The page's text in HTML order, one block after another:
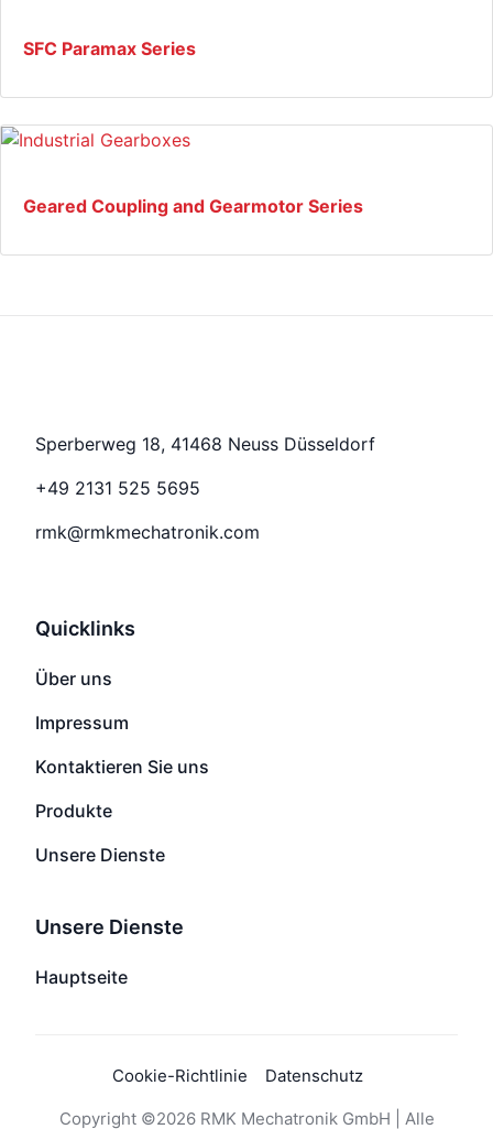
SFC Paramax Series
Geared Coupling and Gearmotor Series
Sperberweg 18, 41468 Neuss Düsseldorf
+49 2131 525 5695
rmk@rmkmechatronik.com
Quicklinks
Über uns
Impressum
Kontaktieren Sie uns
Produkte
Unsere Dienste
Unsere Dienste
Hauptseite
Copyright ©2026 RMK Mechatronik GmbH | Alle
Cookie-Richtlinie Datenschutz